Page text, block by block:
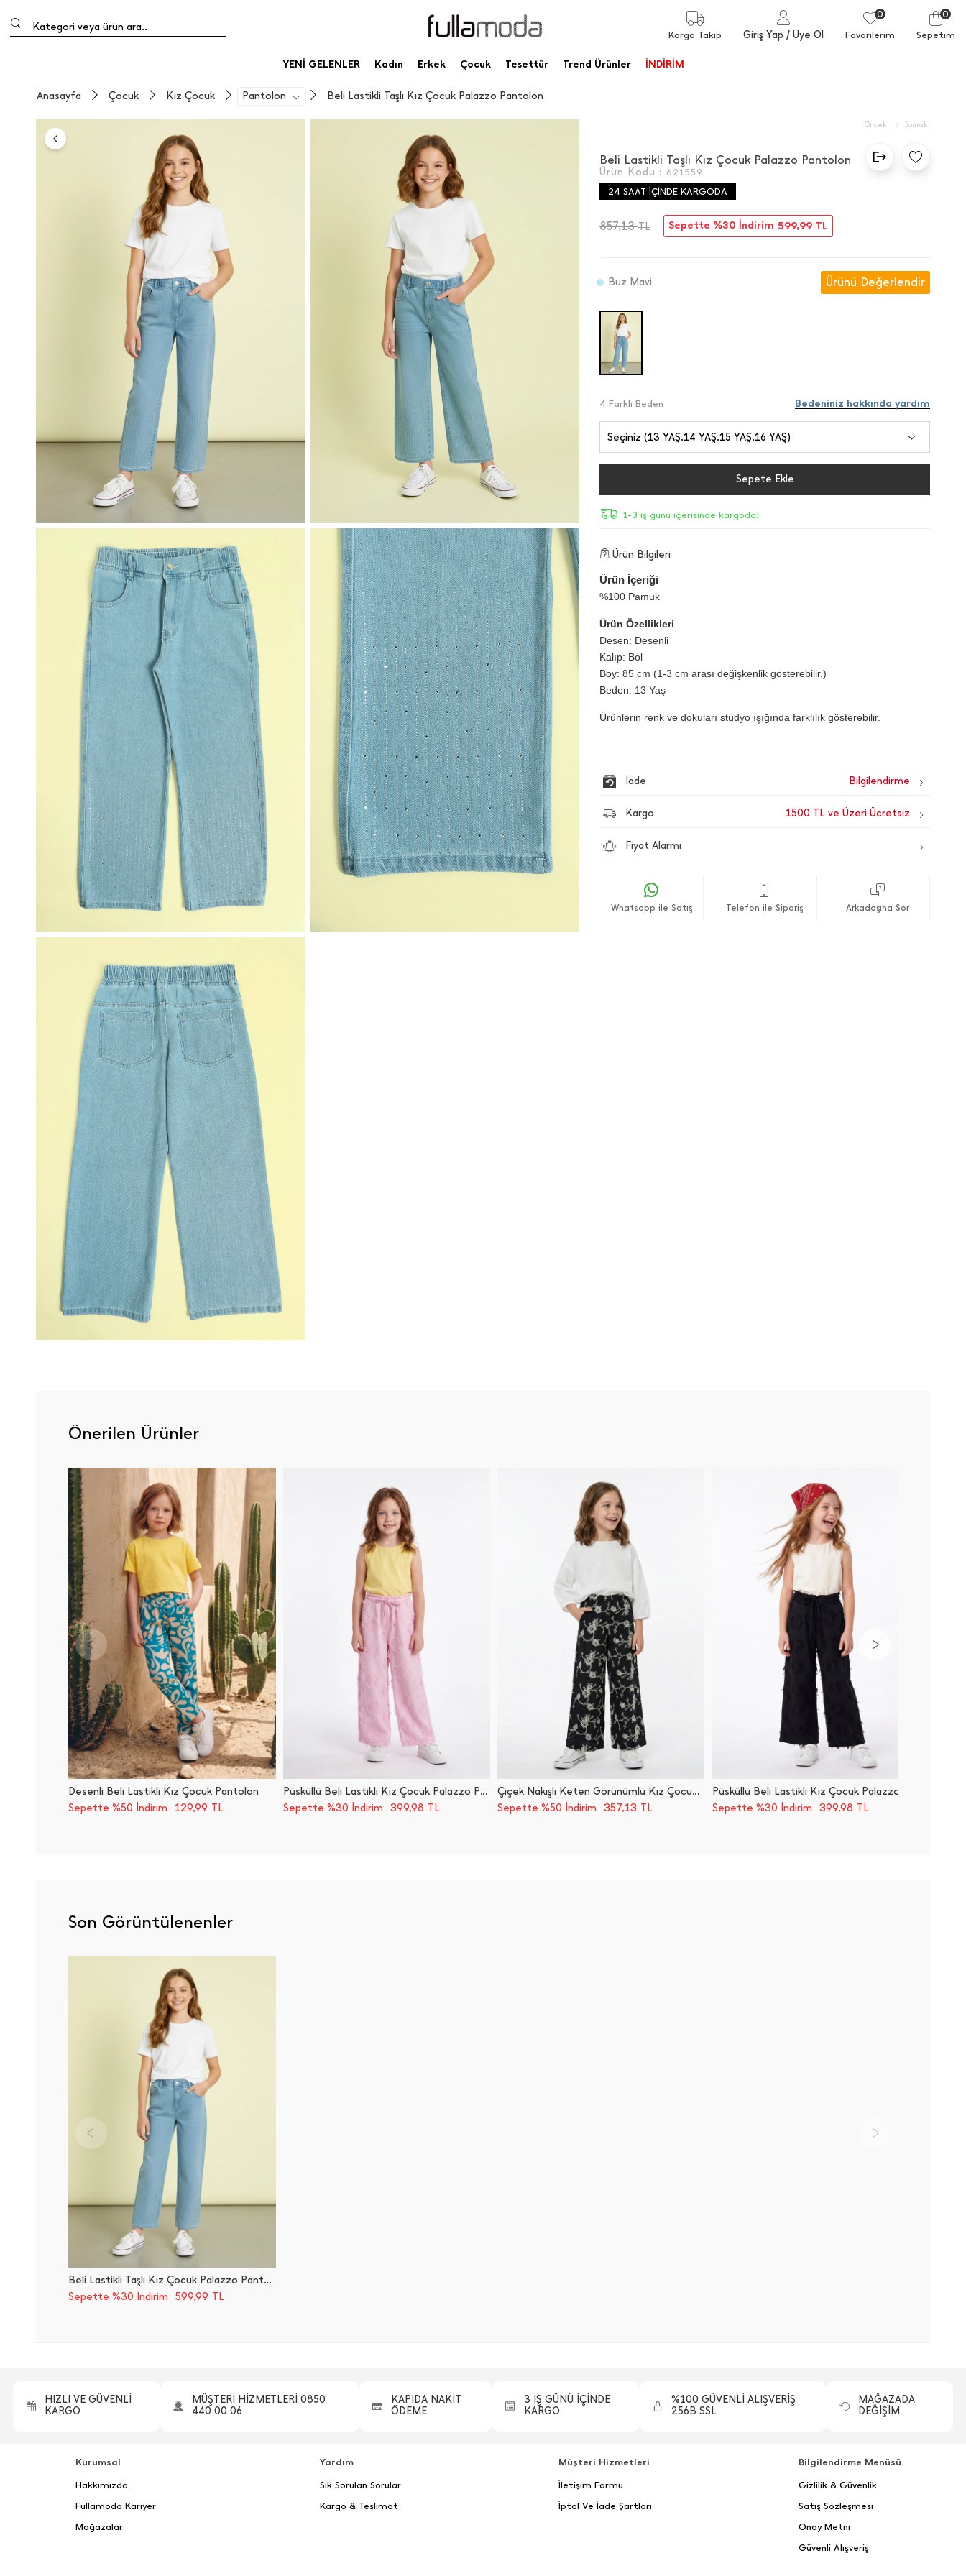
Kategori veya ürün ara..
Kargo Takip Giriş Yap / Üye Ol
0
Favorilerim
0
Sepetim
YENİ GELENLER Kadın Erkek Çocuk Tesettür Trend Ürünler İNDİRİM
Beli Lastikli Taşlı Kız Çocuk Palazzo Pantolon
Pantolon
Kız Çocuk
Çocuk
Anasayfa
Önceki / Sonraki
Beli Lastikli Taşlı Kız Çocuk Palazzo Pantolon
Ürün Kodu : 621559
24 SAAT İÇİNDE KARGODA
857,13TL Sepette %30 İndirim 599,99 TL
Buz Mavi Ürünü Değerlendir
4 Farklı Beden Bedeniniz hakkında yardım
Seçiniz (13 YAŞ,14 YAŞ,15 YAŞ,16 YAŞ)
Sepete Ekle
1-3 iş günü içerisinde kargoda!
Ürün Bilgileri
Ürün İçeriği
%100 Pamuk
Ürün Özellikleri
Desen: Desenli
Kalıp: Bol
Boy: 85 cm (1-3 cm arası değişkenlik gösterebilir.)
Beden: 13 Yaş
Ürünlerin renk ve dokuları stüdyo ışığında farklılık gösterebilir.
İade
Kargo 1500 TL ve Üzeri Ücretsiz
Fiyat Alarmı
Whatsapp ile Satış Telefon ile Sipariş Arkadaşına Sor
Önerilen Ürünler
Desenli Beli Lastikli Kız Çocuk Pantolon
Sepette %50 İndirim
129,99 TL
Püsküllü Beli Lastikli Kız Çocuk Palazzo Pantolon
Sepette %30 İndirim
399,98 TL
Çiçek Nakışlı Keten Görünümlü Kız Çocuk Pantolon
Sepette %50 İndirim
357,13 TL
Sepette %30 İndirim
399,98 TL
Son Görüntülenenler
Beli Lastikli Taşlı Kız Çocuk Palazzo Pantolon
Sepette %30 İndirim
599,99 TL
HIZLI VE GÜVENLİ
KARGO
MÜŞTERİ HİZMETLERİ 0850
440 00 06
KAPIDA NAKİT
ÖDEME
3 İŞ GÜNÜ İÇİNDE
KARGO
%100 GÜVENLİ ALIŞVERİŞ
256B SSL
MAĞAZADA
DEĞİŞİM
Kurumsal
Hakkımızda
Fullamoda Kariyer
Mağazalar
Yardım
Sık Sorulan Sorular
Kargo & Teslimat
Müşteri Hizmetleri
İletişim Formu
İptal Ve İade Şartları
Bilgilendirme Menüsü
Gizlilik & Güvenlik
Satış Sözleşmesi
Onay Metni
Güvenli Alışveriş